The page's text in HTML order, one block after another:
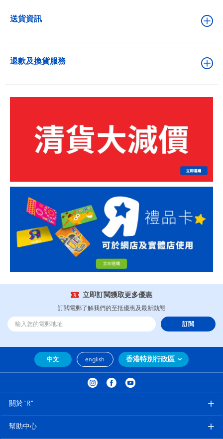
送貨資訊
退款及換貨服務
立即訂閲獲取更多優惠
訂閲電郵了解我們的至抵優惠及最新動態
訂閲
中文 english 香港特別行政區
關於"R"
幫助中心